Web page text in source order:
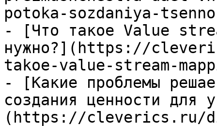
potoka-sozdaniya-
- [Что такое Value
нужно?](https://
takoe-value-stream-
- [Какие проблемы
создания ценности для
(https://cleverics.ru/